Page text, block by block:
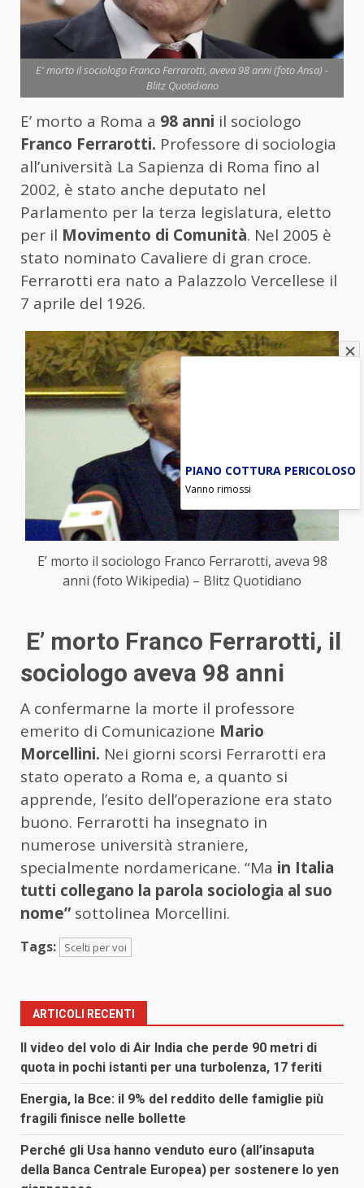
E' morto il sociologo Franco Ferrarotti, aveva 98 anni (foto Ansa) -
Blitz Quotidiano
E’ morto a Roma a 98 anni il sociologo
Franco Ferrarotti. Professore di sociologia
all’università La Sapienza di Roma fino al
2002, è stato anche deputato nel
Parlamento per la terza legislatura, eletto
per il Movimento di Comunità. Nel 2005 è
stato nominato Cavaliere di gran croce.
Ferrarotti era nato a Palazzolo Vercellese il
7 aprile del 1926.
E’ morto il sociologo Franco Ferrarotti, aveva 98
anni (foto Wikipedia) – Blitz Quotidiano
E’ morto Franco Ferrarotti, il
sociologo aveva 98 anni
A confermarne la morte il professore
emerito di Comunicazione Mario
Morcellini. Nei giorni scorsi Ferrarotti era
stato operato a Roma e, a quanto si
apprende, l’esito dell’operazione era stato
buono. Ferrarotti ha insegnato in
numerose università straniere,
specialmente nordamericane. “Ma in Italia
tutti collegano la parola sociologia al suo
nome”sottolinea Morcellini.
Tags: Scelti per voi
ARTICOLI RECENTI
Il video del volo di Air India che perde 90 metri di
quota in pochi istanti per una turbolenza, 17 feriti
Energia, la Bce: il 9% del reddito delle famiglie più
fragili finisce nelle bollette
Perché gli Usa hanno venduto euro (all’insaputa
della Banca Centrale Europea) per sostenere lo yen
PIANO COTTURA PERICOLOSO
Vanno rimossi